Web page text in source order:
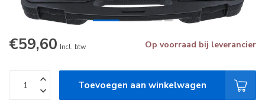
€59,60 Incl. btw Op voorraad bij leverancier
Toevoegen aan winkelwagen